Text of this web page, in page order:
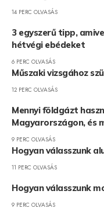
14 PERC OLVASÁS
3 egyszerű tipp,
hétvégi ebédeket
6 PERC OLVASÁS
Műszaki vizsgához
12 PERC OLVASÁS
Mennyi földgázt
Magyarországon, és
9 PERC OLVASÁS
Hogyan válasszunk
11 PERC OLVASÁS
Hogyan válasszunk
9 PERC OLVASÁS